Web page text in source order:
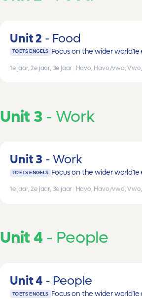
Unit 2 Food
TOETS ENGELS Focus on the wider world1e
1e jaar, 2e jaar, 3e jaar Havo, Havo/vwo,
Unit 3 Work
Unit 3 Work
TOETS ENGELS Focus on the wider world1e
1e jaar, 2e jaar, 3e jaar Havo, Havo/vwo,
Unit 4 People
Unit 4 People
TOETS ENGELS Focus on the wider world1e